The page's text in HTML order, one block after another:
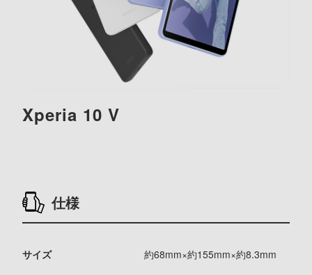
Xperia 10 V
仕様
サイズ 約68mm×約155mm×約8.3mm